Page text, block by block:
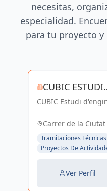
necesitas,
especialidad.
para tu proyecto
CUBIC ESTUDI
D'ENGINYERIA
CUBIC Estudi
de Arquitectura e
Carrer de la
España, España
Tramitaciones Técnicas
Proyectos De
Ver Perfil